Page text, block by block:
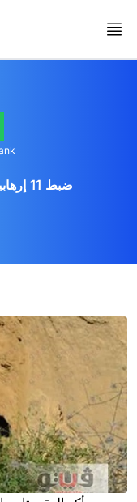
ضبط 11 إرهابيا وتفكيك قنبلتين بشمال سيناء